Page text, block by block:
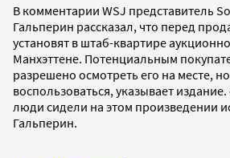
В комментарии WSJ представитель
Гальперин рассказал, что перед
установят в штаб-квартире
Манхэттене. Потенциальным
разрешено осмотреть его на месте,
воспользоваться, указывает
люди сидели на этом произведении
Гальперин.